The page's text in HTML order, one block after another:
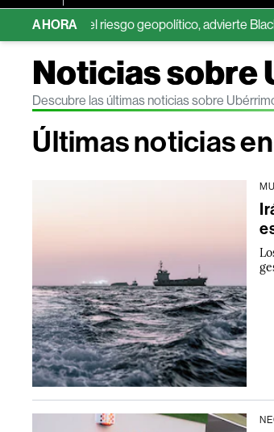
AHORA
el riesgo geopolítico, advierte BlackRock
Noticias sobre
Descubre las últimas noticias sobre
Últimas noticias